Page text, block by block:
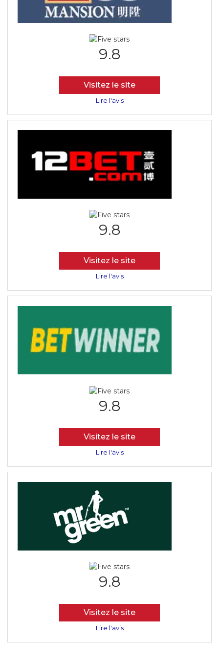
9.8
Visitez le site
Lire l'avis
9.8
Visitez le site
Lire l'avis
9.8
Visitez le site
Lire l'avis
9.8
Visitez le site
Lire l'avis